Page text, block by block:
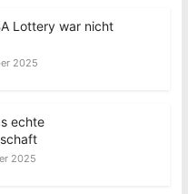
Lottery war nicht
2025
echte
2025